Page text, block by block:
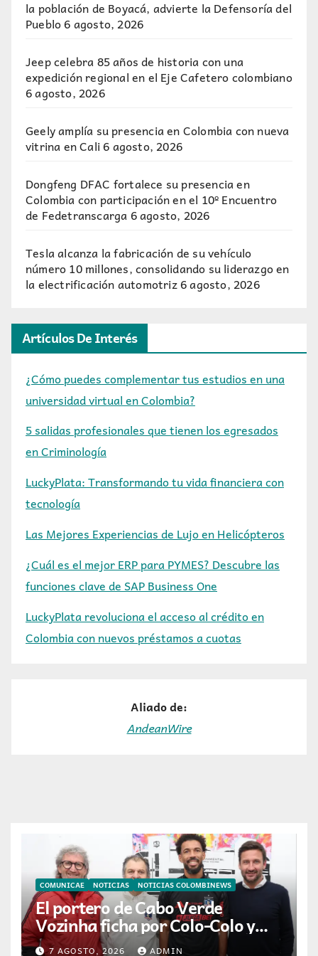
la población de Boyacá, advierte la Defensoría del
Pueblo6 agosto, 2026
Jeep celebra 85 años de historia con una
expedición regional en el Eje Cafetero colombiano
6 agosto, 2026
Geely amplía su presencia en Colombia con nueva
vitrina en Cali 6 agosto, 2026
Dongfeng DFAC fortalece su presencia en
Colombia con participación en el 10º Encuentro
de Fedetranscarga6 agosto, 2026
Tesla alcanza la fabricación de su vehículo
número 10 millones, consolidando su liderazgo en
la electrificación automotriz6 agosto, 2026
Artículos De Interés
¿Cómo puedes complementar tus estudios en una
universidad virtual en Colombia?
5 salidas profesionales que tienen los egresados
en Criminología
LuckyPlata: Transformando tu vida financiera con
tecnología
Las Mejores Experiencias de Lujo en Helicópteros
¿Cuál es el mejor ERP para PYMES? Descubre las
funciones clave de SAP Business One
LuckyPlata revoluciona el acceso al crédito en
Colombia con nuevos préstamos a cuotas
Aliado de:
AndeanWire
COMUNICAE NOTICIAS NOTICIAS COLOMBINEWS
El portero de Cabo Verde
Vozinha ficha por Colo-Colo y
JETOUR respalda su nueva
7 AGOSTO, 2026 ADMIN